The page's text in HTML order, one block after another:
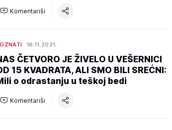
Komentariši
16.11.2021.
ČETVORO JE ŽIVELO U VEŠERNICI
15 KVADRATA, ALI SMO BILI SREĆNI:
o odrastanju u teškoj bedi
Komentariši